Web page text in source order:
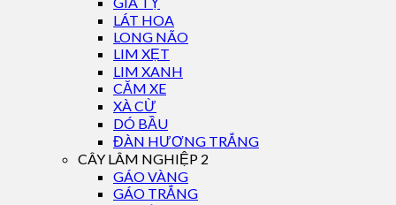
LÁT HOA
LONG NÃO
LIM XẸT
LIM XANH
CĂM XE
XÀ CỪ
DÓ BẦU
ĐÀN HƯƠNG TRẮNG
CÂY LÂM NGHIỆP 2
GÁO VÀNG
GÁO TRẮNG